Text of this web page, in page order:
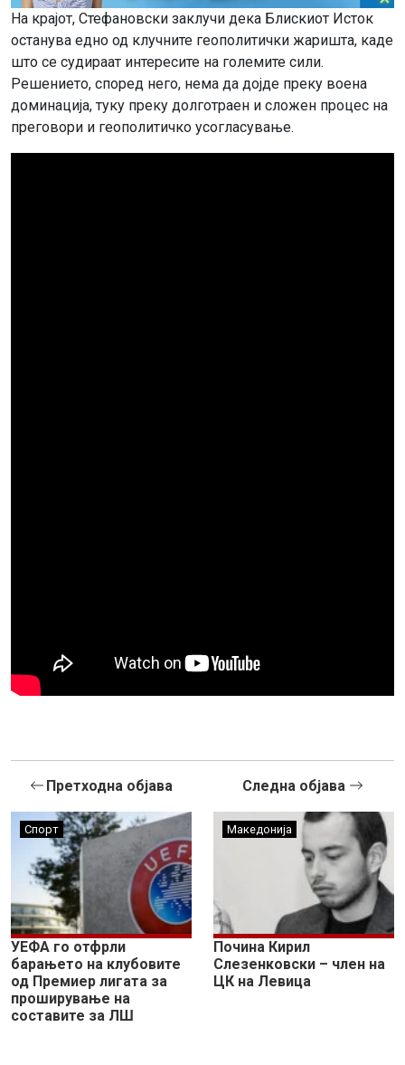
На крајот, Стефановски заклучи дека Блискиот Исток
останува едно од клучните геополитички жаришта, каде
што се судираат интересите на големите сили.
Решението, според него, нема да дојде преку воена
доминација, туку преку долготраен и сложен процес на
преговори и геополитичко усогласување.
Претходна објава
Спорт
УЕФА го отфрли
барањето на клубовите
од Премиер лигата за
проширување на
составите за ЛШ
Следна објава
Македонија
Почина Кирил
Слезенковски – член на
ЦК на Левица